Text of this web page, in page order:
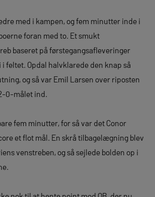
med i kampen, og fem minutter inde i
foran med to. Et smukt
baseret på førstegangsafleveringer
i feltet. Opdal halvklarede den knap så
og så var Emil Larsen over riposten
0-målet ind.
fem minutter, for så var det Conor
et flot mål. En skrå tilbagelægning blev
venstreben, og så sejlede bolden op i